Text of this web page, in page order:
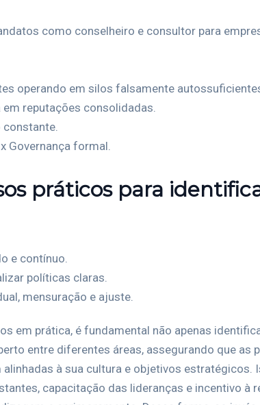
como conselheiro e consultor para
operando em silos falsamente
em reputações consolidadas.
constante.
Governança formal.
práticos para
e contínuo.
políticas claras.
mensuração e ajuste.
em prática, é fundamental não apenas
entre diferentes áreas, assegurando que
à sua cultura e objetivos
capacitação das lideranças e incentivo à